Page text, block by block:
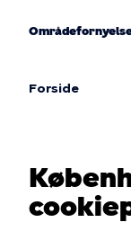
Forside